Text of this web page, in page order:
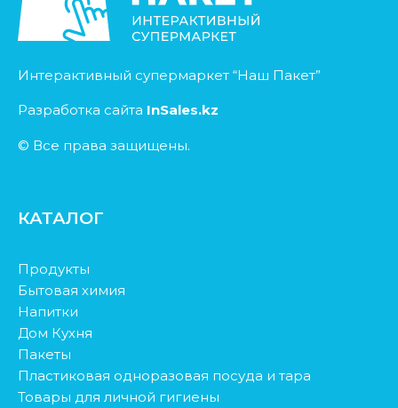
Интерактивный супермаркет “Наш Пакет”
Разработка сайта InSales.kz
© Все права защищены.
КАТАЛОГ
Продукты
Бытовая химия
Напитки
Дом Кухня
Пакеты
Пластиковая одноразовая посуда и тара
Товары для личной гигиены